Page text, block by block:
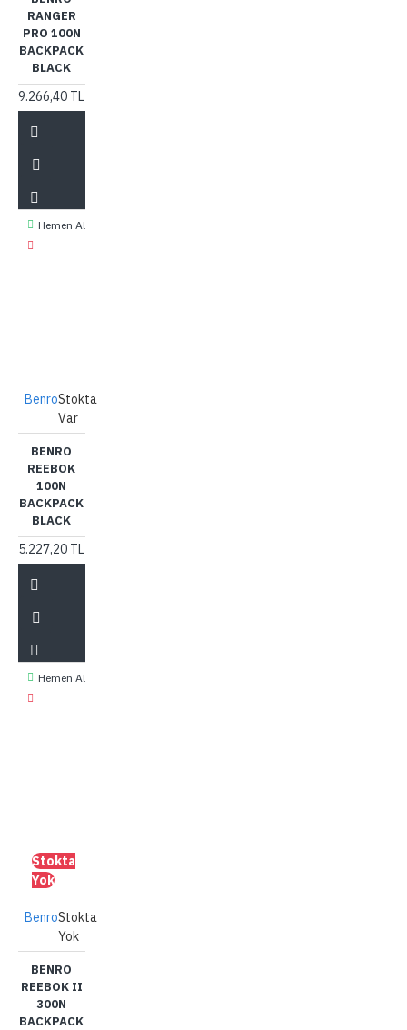
RANGER
PRO 100N
BACKPACK
BLACK
9.266,40 TL
Hemen Al
BenroStokta
Var
BENRO
REEBOK
100N
BACKPACK
BLACK
5.227,20 TL
Hemen Al
Stokta
Yok
BenroStokta
Yok
BENRO
REEBOK II
300N
BACKPACK